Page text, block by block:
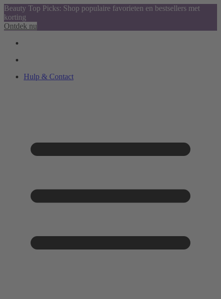
Beauty Top Picks: Shop populaire favorieten en bestsellers met
korting
Ontdek nu
Hulp & Contact